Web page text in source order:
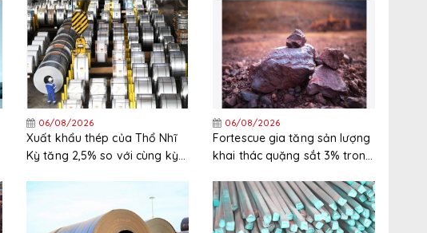
cao
06/08/2026
Xuất khẩu thép của Thổ Nhĩ
Kỳ tăng 2,5% so với cùng kỳ
06/08/2026
Fortescue gia tăng sản lượng
khai thác quặng sắt 3% trong